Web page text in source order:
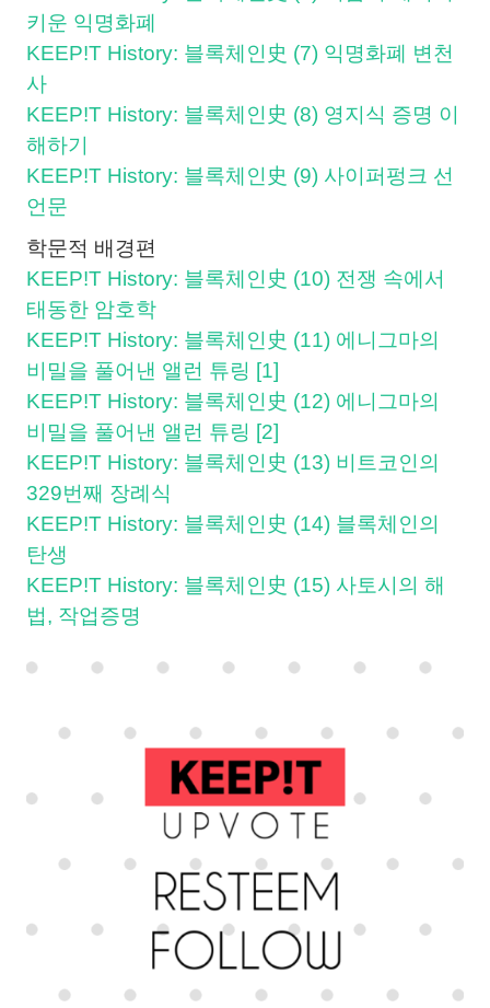
키운 익명화폐
KEEP!T History: 블록체인史 (7) 익명화폐 변천
사
KEEP!T History: 블록체인史 (8) 영지식 증명 이
해하기
KEEP!T History: 블록체인史 (9) 사이퍼펑크 선
언문
학문적 배경편
KEEP!T History: 블록체인史 (10) 전쟁 속에서
태동한 암호학
KEEP!T History: 블록체인史 (11) 에니그마의
비밀을 풀어낸 앨런 튜링 [1]
KEEP!T History: 블록체인史 (12) 에니그마의
비밀을 풀어낸 앨런 튜링 [2]
KEEP!T History: 블록체인史 (13) 비트코인의
329번째 장례식
KEEP!T History: 블록체인史 (14) 블록체인의
탄생
KEEP!T History: 블록체인史 (15) 사토시의 해
법, 작업증명